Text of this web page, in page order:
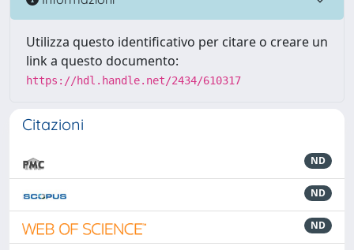
Utilizza questo identificativo per citare o creare un
link a questo documento:
https://hdl.handle.net/2434/610317
Citazioni
ND
ND
ND